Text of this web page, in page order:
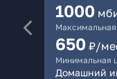
1000
Максимальная
650 ₽/
Минимальная
Домашний